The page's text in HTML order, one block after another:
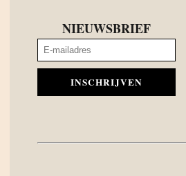
NIEUWSBRIEF
INSCHRIJVEN